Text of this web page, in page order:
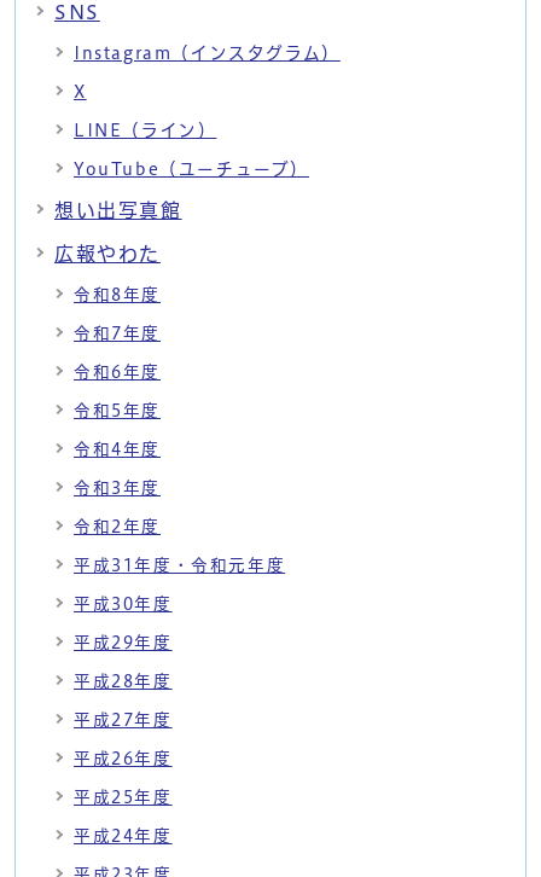
SNS
Instagram（インスタグラム）
X
LINE（ライン）
YouTube（ユーチューブ）
想い出写真館
広報やわた
令和8年度
令和7年度
令和6年度
令和5年度
令和4年度
令和3年度
令和2年度
平成31年度・令和元年度
平成30年度
平成29年度
平成28年度
平成27年度
平成26年度
平成25年度
平成24年度